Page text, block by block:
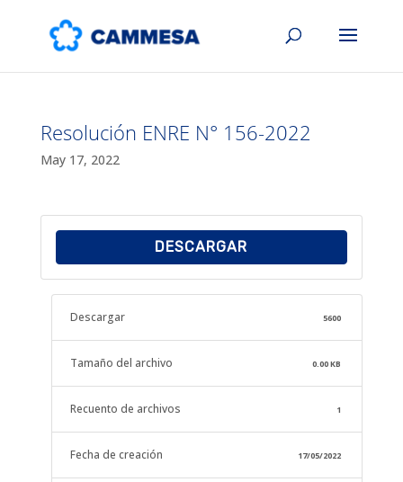
Resolución ENRE N° 156-2022
May 17, 2022
DESCARGAR
Descargar 5600
Tamaño del archivo 0.00 KB
Recuento de archivos 1
Fecha de creación 17/05/2022